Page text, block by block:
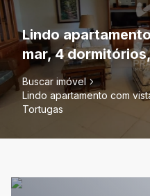
Lindo
mar, 4
Buscar imóvel
Lindo apartamento com
Tortugas